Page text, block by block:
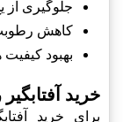
جلوگیری
کاهش
بهبود
خرید آفتابگیر